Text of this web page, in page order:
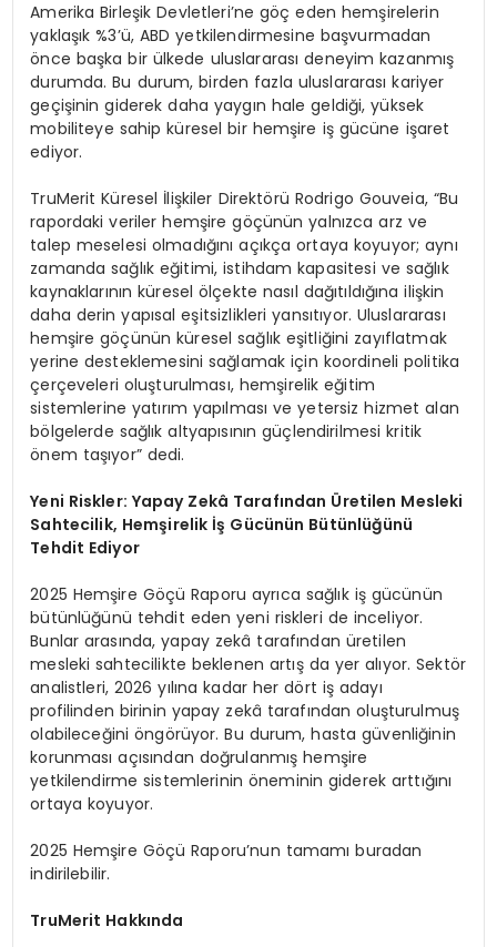
Amerika Birleşik Devletleri’ne göç eden hemşirelerin
yaklaşık %3’ü, ABD yetkilendirmesine başvurmadan
önce başka bir ülkede uluslararası deneyim kazanmış
durumda. Bu durum, birden fazla uluslararası kariyer
geçişinin giderek daha yaygın hale geldiği, yüksek
mobiliteye sahip küresel bir hemşire iş gücüne işaret
ediyor.
TruMerit Küresel İlişkiler Direktörü Rodrigo Gouveia, “Bu
rapordaki veriler hemşire göçünün yalnızca arz ve
talep meselesi olmadığını açıkça ortaya koyuyor; aynı
zamanda sağlık eğitimi, istihdam kapasitesi ve sağlık
kaynaklarının küresel ölçekte nasıl dağıtıldığına ilişkin
daha derin yapısal eşitsizlikleri yansıtıyor. Uluslararası
hemşire göçünün küresel sağlık eşitliğini zayıflatmak
yerine desteklemesini sağlamak için koordineli politika
çerçeveleri oluşturulması, hemşirelik eğitim
sistemlerine yatırım yapılması ve yetersiz hizmet alan
bölgelerde sağlık altyapısının güçlendirilmesi kritik
önem taşıyor” dedi.
Yeni Riskler: Yapay Zekâ Tarafından Üretilen Mesleki
Sahtecilik, Hemşirelik İş Gücünün Bütünlüğünü
Tehdit Ediyor
2025 Hemşire Göçü Raporu ayrıca sağlık iş gücünün
bütünlüğünü tehdit eden yeni riskleri de inceliyor.
Bunlar arasında, yapay zekâ tarafından üretilen
mesleki sahtecilikte beklenen artış da yer alıyor. Sektör
analistleri, 2026 yılına kadar her dört iş adayı
profilinden birinin yapay zekâ tarafından oluşturulmuş
olabileceğini öngörüyor. Bu durum, hasta güvenliğinin
korunması açısından doğrulanmış hemşire
yetkilendirme sistemlerinin öneminin giderek arttığını
ortaya koyuyor.
2025 Hemşire Göçü Raporu’nun tamamı buradan
indirilebilir.
TruMerit Hakkında